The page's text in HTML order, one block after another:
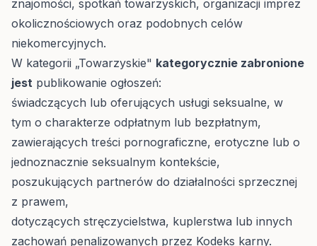
znajomości, spotkań towarzyskich, organizacji imprez
okolicznościowych oraz podobnych celów
niekomercyjnych.
W kategorii „Towarzyskie" kategorycznie zabronione
jest publikowanie ogłoszeń:
świadczących lub oferujących usługi seksualne, w
tym o charakterze odpłatnym lub bezpłatnym,
zawierających treści pornograficzne, erotyczne lub o
jednoznacznie seksualnym kontekście,
poszukujących partnerów do działalności sprzecznej
z prawem,
dotyczących stręczycielstwa, kuplerstwa lub innych
zachowań penalizowanych przez Kodeks karny.